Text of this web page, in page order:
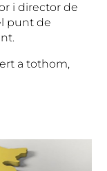
i director de
punt de
a tothom,